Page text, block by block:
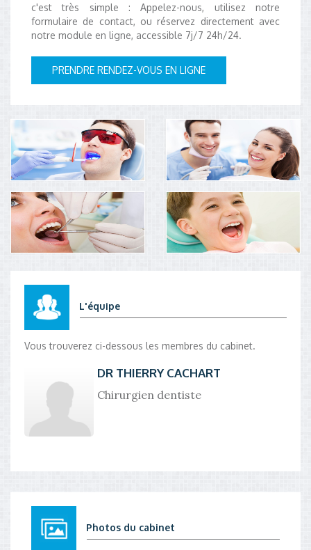
c'est très simple : Appelez-nous, utilisez notre
formulaire de contact, ou réservez directement avec
notre module en ligne, accessible 7j/7 24h/24.
PRENDRE RENDEZ-VOUS EN LIGNE
L'équipe
Vous trouverez ci-dessous les membres du cabinet.
DR THIERRY CACHART
Chirurgien dentiste
Photos du cabinet